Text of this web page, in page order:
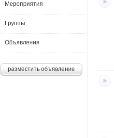
Мероприятия
Группы
Объявления
разместить объявление